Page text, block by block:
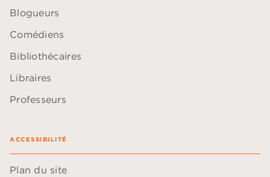
Blogueurs
Comédiens
Bibliothécaires
Libraires
Professeurs
ACCESSIBILITÉ
Plan du site